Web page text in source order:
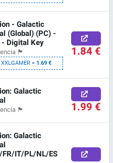
- Galactic
(Global) (PC) -
Digital Key
🏴
XXLGAMER =1.69 €
1.84 €
Galactic
🏴 1.99 €
Galactic
FR/IT/PL/NL/ES